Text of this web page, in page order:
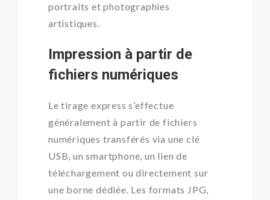
portraits et photographies
artistiques.
Impression à partir de
fichiers numériques
Le tirage express s’effectue
généralement à partir de fichiers
numériques transférés via une clé
USB, un smartphone, un lien de
téléchargement ou directement sur
une borne dédiée. Les formats JPG,